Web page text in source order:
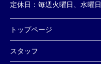
定休日： 毎週火曜日、水曜日
トップページ
スタッフ